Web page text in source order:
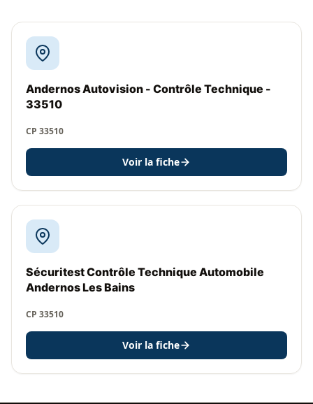
Andernos Autovision - Contrôle Technique -
33510
CP 33510
Voir la fiche
Sécuritest Contrôle Technique Automobile
Andernos Les Bains
CP 33510
Voir la fiche